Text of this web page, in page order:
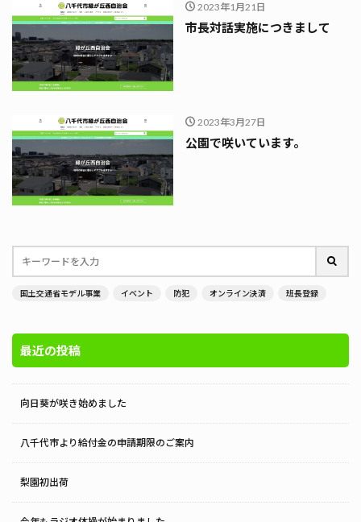
2023年1月21日
市長対話実施につきまして
2023年3月27日
公園で咲いています。
国土交通省モデル事業 イベント 防犯 オンライン決済 班長登録
最近の投稿
向日葵が咲き始めました
八千代市より給付金の申請期限のご案内
梨園初出荷